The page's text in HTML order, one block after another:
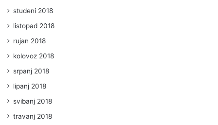
studeni 2018
listopad 2018
rujan 2018
kolovoz 2018
srpanj 2018
lipanj 2018
svibanj 2018
travanj 2018